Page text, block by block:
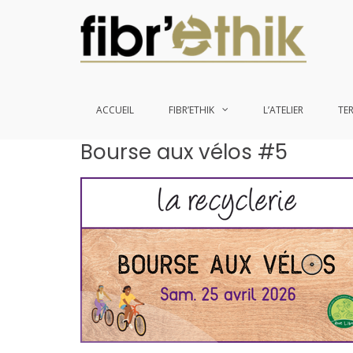
ACCUEIL FIBR’ETHIK L’ATELIER
Bourse aux vélos #5